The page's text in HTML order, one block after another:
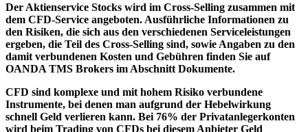
Der Aktienservice Stocks wird im Cross-Selling zusammen mit
dem CFD-Service angeboten. Ausführliche Informationen zu
den Risiken, die sich aus den verschiedenen Serviceleistungen
ergeben, die Teil des Cross-Selling sind, sowie Angaben zu den
damit verbundenen Kosten und Gebühren finden Sie auf
OANDA TMS Brokers im Abschnitt Dokumente.
CFD sind komplexe und mit hohem Risiko verbundene
Instrumente, bei denen man aufgrund der Hebelwirkung
schnell Geld verlieren kann. Bei 76% der Privatanlegerkonten
wird beim Trading von CFDs bei diesem Anbieter Geld